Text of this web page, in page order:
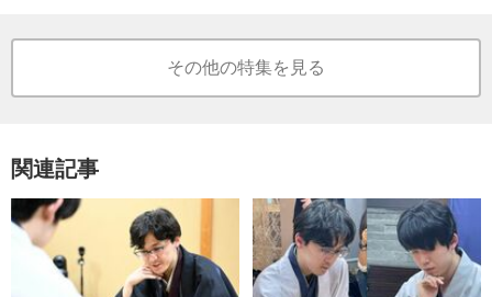
その他の特集を見る
関連記事